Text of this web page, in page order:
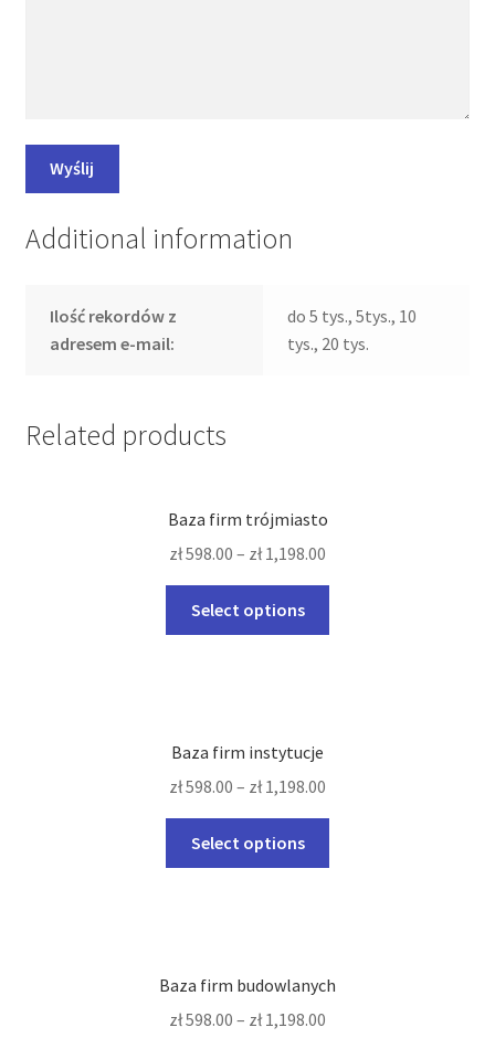
Additional information
Ilość rekordów z
adresem e-mail:
do 5 tys., 5tys., 10
tys., 20 tys.
Related products
Baza firm trójmiasto
zł598.00 – zł1,198.00
Select options
be
on
Baza firm instytucje
zł598.00 – zł1,198.00
Select options
options
Baza firm budowlanych
zł598.00 – zł1,198.00